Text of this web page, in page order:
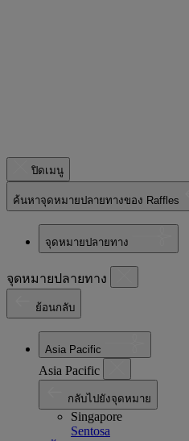
ปิดเมนู
ค้นหาจุดหมายปลายทางของ Raffles
จุดหมายปลายทาง
จุดหมายปลายทาง
ย้อนกลับ
Asia Pacific
Asia Pacific
กลับไปยังจุดหมาย
Singapore
Sentosa